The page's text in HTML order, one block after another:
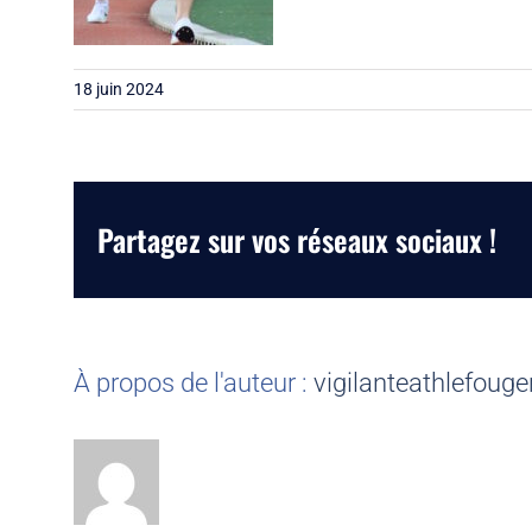
18 juin 2024
Partagez sur vos réseaux sociaux !
À propos de l'auteur :